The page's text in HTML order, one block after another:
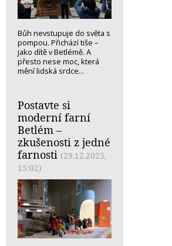
Bůh nevstupuje do světa s
pompou. Přichází tiše –
jako dítě v Betlémě. A
přesto nese moc, která
mění lidská srdce...
Postavte si
moderní farní
Betlém –
zkušenosti z jedné
farnosti (29.12.2025,
15:02)